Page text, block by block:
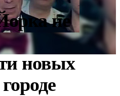
не
новых